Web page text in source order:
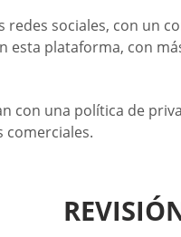
sociales, con un
esta plataforma, con
con una política de
comerciales.